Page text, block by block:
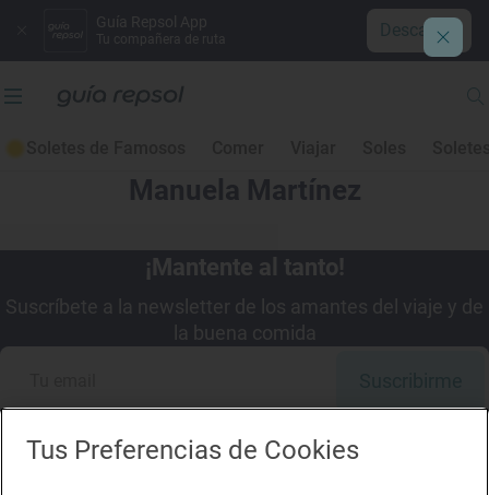
Guía Repsol App
Tu compañera de ruta Descargar
Manuela Martínez
¡Mantente al tanto!
Suscríbete a la newsletter de los amantes del viaje y de
la buena comida
Tus Preferencias de Cookies